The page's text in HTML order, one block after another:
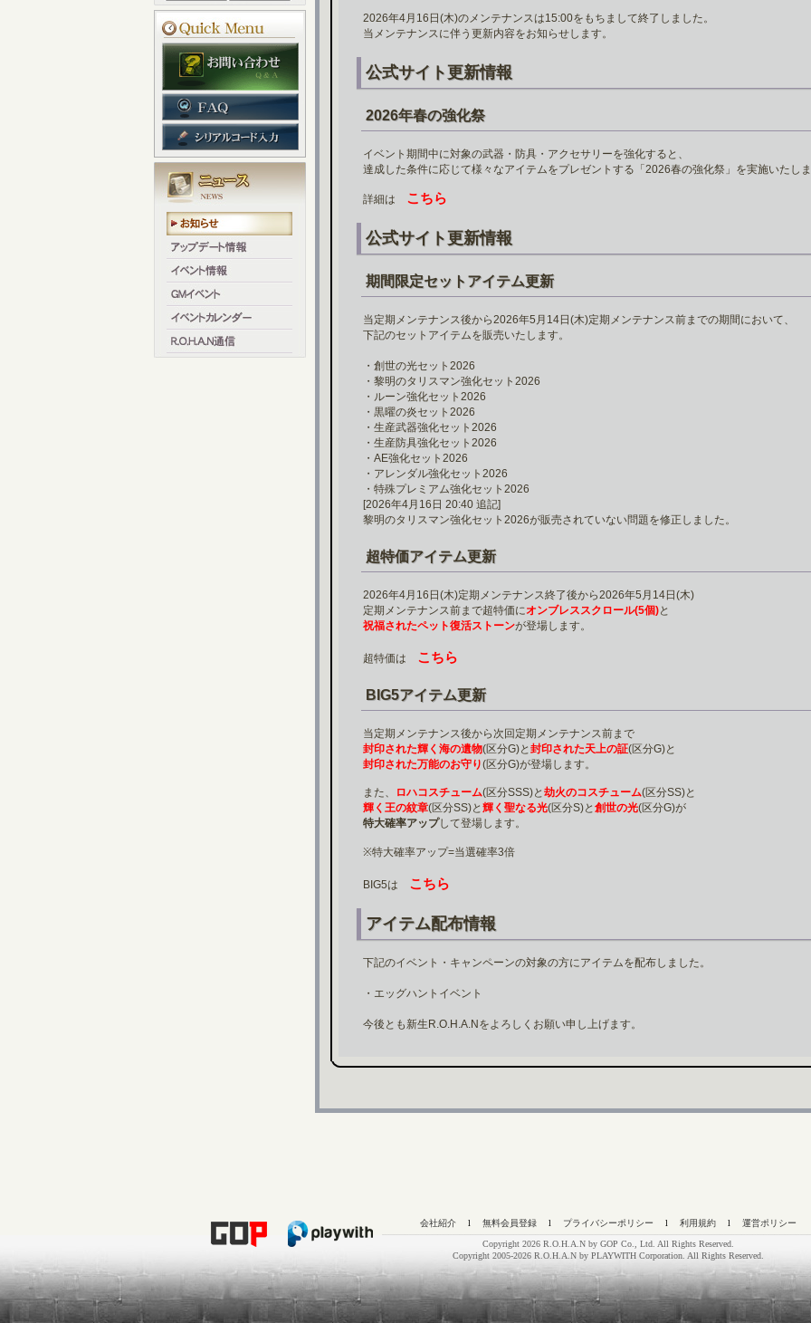
2026年4月16日(木)のメンテナンスは15:00をもちまして終了しました。
当メンテナンスに伴う更新内容をお知らせします。
公式サイト更新情報
2026年春の強化祭
イベント期間中に対象の武器・防具・アクセサリーを強化すると、
達成した条件に応じて様々なアイテムをプレゼントする「2026春の強化祭」を実施いたし
詳細は こちら
公式サイト更新情報
期間限定セットアイテム更新
当定期メンテナンス後から2026年5月14日(木)定期メンテナンス前までの期間において、
下記のセットアイテムを販売いたします。
・創世の光セット2026
・黎明のタリスマン強化セット2026
・ルーン強化セット2026
・黒曜の炎セット2026
・生産武器強化セット2026
・生産防具強化セット2026
・AE強化セット2026
・アレンダル強化セット2026
・特殊プレミアム強化セット2026
[2026年4月16日 20:40 追記]
黎明のタリスマン強化セット2026が販売されていない問題を修正しました。
超特価アイテム更新
2026年4月16日(木)定期メンテナンス終了後から2026年5月14日(木)
定期メンテナンス前まで超特価にオンブレススクロール(5個)と
祝福されたペット復活ストーンが登場します。
超特価は こちら
BIG5アイテム更新
当定期メンテナンス後から次回定期メンテナンス前まで
封印された輝く海の遺物(区分G)と 封印された天上の証(区分G)と
封印された万能のお守り(区分G)が登場します。
また、 ロハコスチューム(区分SSS)と 劫火のコスチューム(区分SS)と
輝く王の紋章(区分SS)と 輝く聖なる光(区分S)と 創世の光(区分G)が
特大確率アップして登場します。
※特大確率アップ=当選確率3倍
BIG5は こちら
アイテム配布情報
下記のイベント・キャンペーンの対象の方にアイテムを配布しました。
・エッグハントイベント
今後とも新生R.O.H.A.Nをよろしくお願い申し上げます。
会社紹介 l 無料会員登録 l プライバシーポリシー l 利用規約 l 運営ポリシー
Copyright 2026 R.O.H.A.N by GOP Co., Ltd. All Rights Reserved.
Copyright 2005-2026 R.O.H.A.N by PLAYWITH Corporation. All Rights Reserved.